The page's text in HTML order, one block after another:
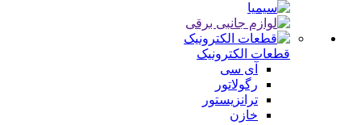
قطعات الکترونیک
آی سی
رگولاتور
ترانزیستور
خازن